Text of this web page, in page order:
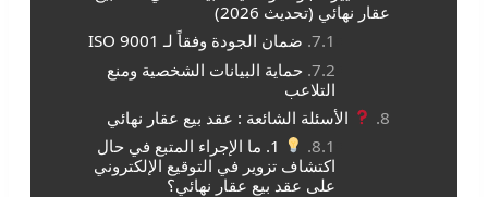
عقار نهائي (تحديث 2026)
ضمان الجودة وفقاً لـ ISO 9001
حماية البيانات الشخصية ومنع
التلاعب
الأسئلة الشائعة : عقد بيع عقار نهائي
1. ما الإجراء المتبع في حال
اكتشاف تزوير في التوقيع الإلكتروني
على عقد بيع عقار نهائي؟